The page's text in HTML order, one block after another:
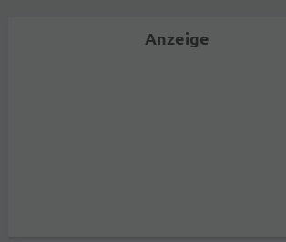
Anzeige